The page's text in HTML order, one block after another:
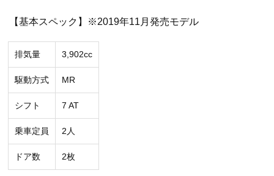
【基本スペック】※2019年11月発売モデル
排気量 3,902cc
駆動方式 MR
シフト 7 AT
乗車定員 2人
ドア数 2枚